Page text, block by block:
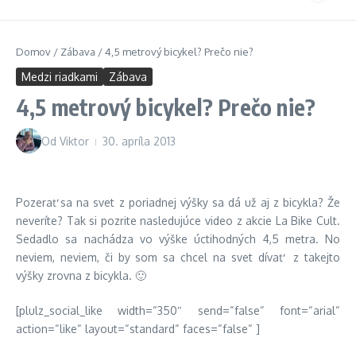
Domov / Zábava /4,5 metrový bicykel? Prečo nie?
Medzi riadkami Zábava
4,5 metrový bicykel? Prečo nie?
Od Viktor 30. apríla 2013
Pozerať sa na svet z poriadnej výšky sa dá už aj z bicykla? Že
neveríte? Tak si pozrite nasledujúce video z akcie La Bike Cult.
Sedadlo sa nachádza vo výške úctihodných 4,5 metra. No
neviem, neviem, či by som sa chcel na svet dívať z takejto
výšky zrovna z bicykla. 🙂
[plulz_social_like width=“350″ send=“false“ font=“arial“
action=“like“ layout=“standard“ faces=“false“ ]